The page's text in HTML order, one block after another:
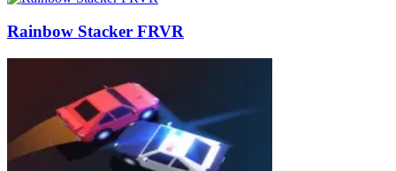
Rainbow Stacker FRVR